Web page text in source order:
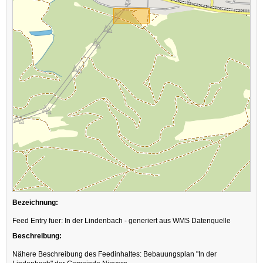
Bezeichnung:
Feed Entry fuer: In der Lindenbach - generiert aus WMS Datenquelle
Beschreibung:
Nähere Beschreibung des Feedinhaltes: Bebauungsplan "In der